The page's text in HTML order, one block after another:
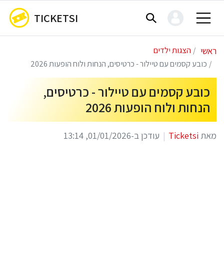
TICKETSI
ראשי
הצגות ילדים
כובע קסמים עם טיילור - כרטיסים, הנחות ולוח הופעות 2026
כובע קסמים עם טיילור - כרטיסים,
הנחות ולוח הופעות 2026
מאת Ticketsi עודכן ב-01/01/2026, 13:14